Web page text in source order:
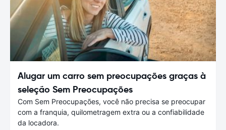
Alugar um carro sem preocupações graças à
seleção Sem Preocupações
Com Sem Preocupações, você não precisa se preocupar
com a franquia, quilometragem extra ou a confiabilidade
da locadora.